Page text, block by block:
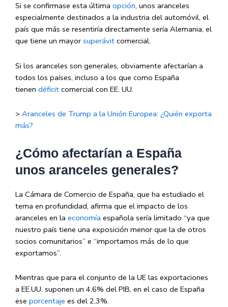
Si se confirmase esta última opción, unos aranceles
especialmente destinados a la industria del automóvil, el
país que más se resentiría directamente sería Alemania, el
que tiene un mayor superávit comercial.
Si los aranceles son generales, obviamente afectarían a
todos los países, incluso a los que como España
tienen déficit comercial con EE. UU.
> Aranceles de Trump a la Unión Europea: ¿Quién exporta
más?
¿Cómo afectarían a España
unos aranceles generales?
La Cámara de Comercio de España, que ha estudiado el
tema en profundidad, afirma que el impacto de los
aranceles en la economía española sería limitado “ya que
nuestro país tiene una exposición menor que la de otros
socios comunitarios” e “importamos más de lo que
exportamos”.
Mientras que para el conjunto de la UE las exportaciones
a EE.UU. suponen un 4,6% del PIB, en el caso de España
ese porcentaje es del 2,3%.